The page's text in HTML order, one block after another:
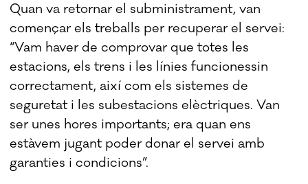
Quan va retornar el subministrament, van
començar els treballs per recuperar el servei:
“Vam haver de comprovar que totes les
estacions, els trens i les línies funcionessin
correctament, així com els sistemes de
seguretat i les subestacions elèctriques. Van
ser unes hores importants; era quan ens
estàvem jugant poder donar el servei amb
garanties i condicions”.